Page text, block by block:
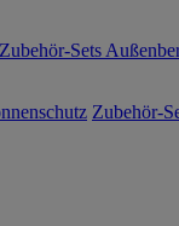
Zubehör-Sets
Zubehör-